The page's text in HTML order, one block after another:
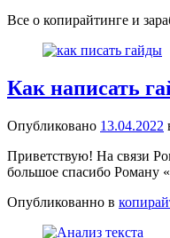
Все о копирайтинге и
Как написать
Опубликовано 13.04.2022
Приветствую! На связи
большое спасибо Роману
Опубликованно в